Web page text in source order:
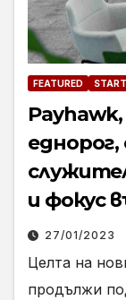
FEATURED
еднорог,
и фокус
27/01/2023
Целта на
продължи